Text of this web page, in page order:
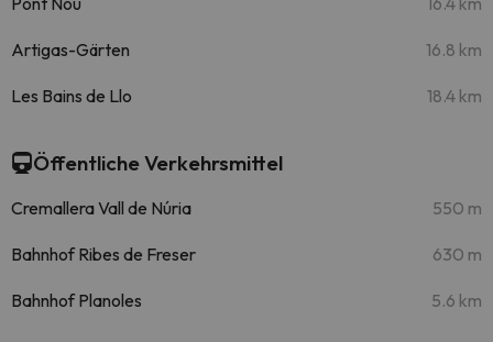
Artigas-Gärten 16.8 km
Les Bains de Llo 18.4 km
Öffentliche Verkehrsmittel
Cremallera Vall de Núria 550 m
Bahnhof Ribes de Freser 630 m
Bahnhof Planoles 5.6 km